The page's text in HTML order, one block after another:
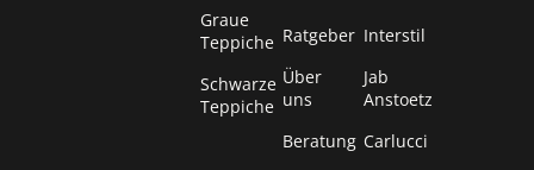
Graue
Teppiche
Schwarze
Teppiche
Ratgeber
Über
uns
Beratung
Interstil
Jab
Anstoetz
Carlucci